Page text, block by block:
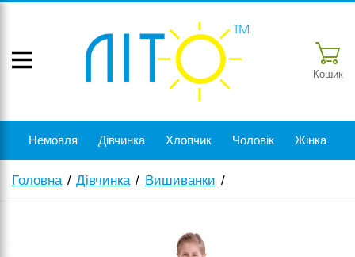
Кошик
Немовля Дівчинка Хлопчик Чоловік Жінка
Головна Дівчинка Вишиванки